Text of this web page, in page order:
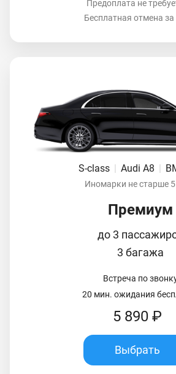
Предоплата не
Бесплатная отмена за
S-class | Audi A8 |
Иномарки не старше 5
Премиум
до 3
3 багажа
Встреча по
20 мин. ожидания
5 890 ₽
Выбрать